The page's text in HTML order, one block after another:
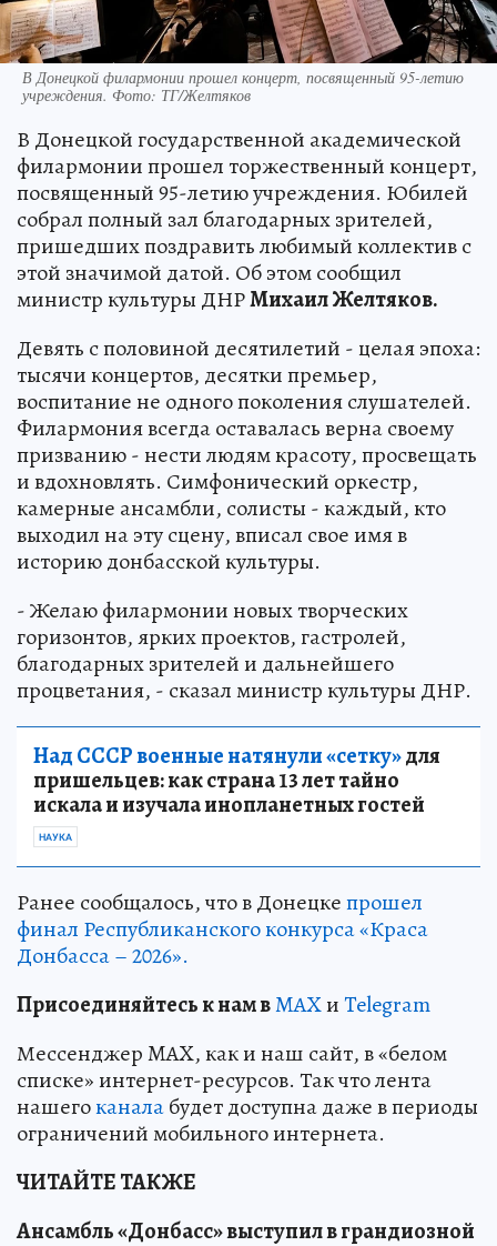
В Донецкой филармонии прошел концерт, посвященный 95-летию
учреждения. Фото: ТГ/Желтяков
В Донецкой государственной академической
филармонии прошел торжественный концерт,
посвященный 95-летию учреждения. Юбилей
собрал полный зал благодарных зрителей,
пришедших поздравить любимый коллектив с
этой значимой датой. Об этом сообщил
министр культуры ДНРМихаил Желтяков.
Девять с половиной десятилетий - целая эпоха:
тысячи концертов, десятки премьер,
воспитание не одного поколения слушателей.
Филармония всегда оставалась верна своему
призванию - нести людям красоту, просвещать
и вдохновлять. Симфонический оркестр,
камерные ансамбли, солисты - каждый, кто
выходил на эту сцену, вписал свое имя в
историю донбасской культуры.
- Желаю филармонии новых творческих
горизонтов, ярких проектов, гастролей,
благодарных зрителей и дальнейшего
процветания, - сказал министр культуры ДНР.
Над СССР военные натянули «сетку»для
пришельцев: как страна 13 лет тайно
искала и изучала инопланетных гостей
НАУКА
Ранее сообщалось, что в Донецкепрошел
финал Республиканского конкурса «Краса
Донбасса – 2026».
Присоединяйтесь к нам вMAXиTelegram
Мессенджер MAX, как и наш сайт, в «белом
списке» интернет-ресурсов. Так что лента
нашегоканалабудет доступна даже в периоды
ограничений мобильного интернета.
ЧИТАЙТЕ ТАКЖЕ
Ансамбль «Донбасс» выступил в грандиозной